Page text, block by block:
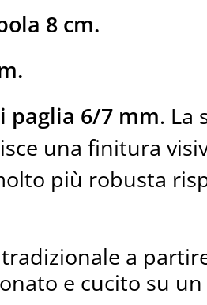
8 cm.
paglia 6/7 mm. La
una finitura
più robusta
a
e cucito su